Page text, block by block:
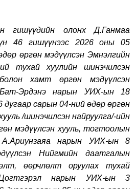
гишүүдийн олонх Д.Ганмаа
46 гишүүнээс 2026 оны 05
өргөн мэдүүлсэн Эмнэлгийн
тухай хуулийн шинэчилсэн
хамт өргөн мэдүүлсэн
Эрдэнэ нарын УИХ-ын 18
дугаар сарын 04-ний өдөр өргөн
/шинэчилсэн найруулга/-ийн
мэдүүлсэн хууль, тогтоолын
нарын УИХ-ын 8
Нийгмийн даатгалын
өөрчлөлт оруулах тухай
нарын УИХ-ын 3